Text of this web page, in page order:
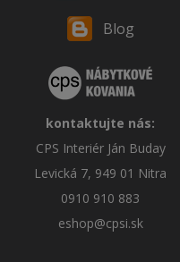
Blog
kontaktujte nás:
CPS Interiér Ján Buday
Levická 7, 949 01 Nitra
0910 910 883
eshop@cpsi.sk